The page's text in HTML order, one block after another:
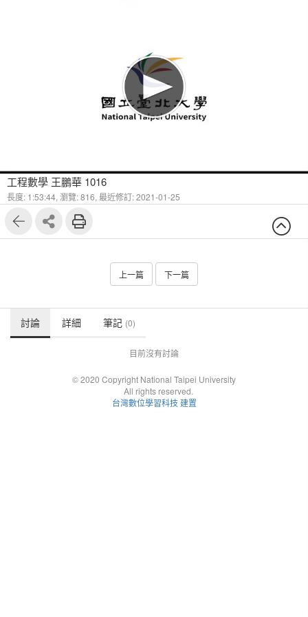
工程數學 王鵬華 1016
長度: 1:53:44, 瀏覽: 816, 最近修訂: 2021-01-25
上一篇 下一篇
討論 詳細 筆記 (0)
目前沒有討論
© 2020 Copyright National Taipei University
All rights reserved.
台灣數位學習科技 建置